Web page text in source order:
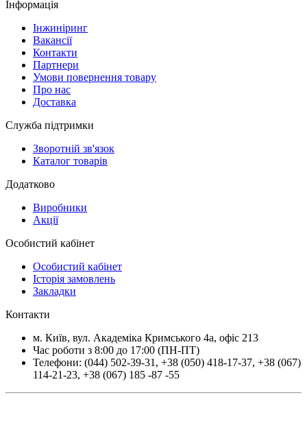
Інформація
Інжиніринг
Вакансії
Контакти
Партнери
Умови повернення товару
Про нас
Доставка
Служба підтримки
Зворотній зв'язок
Каталог товарів
Додатково
Виробники
Акції
Особистий кабінет
Особистий кабінет
Історія замовлень
Закладки
Контакти
м. Київ, вул. Академіка Кримського 4а, офіс 213
Час роботи з 8:00 до 17:00 (ПН-ПТ)
Телефони: (044) 502-39-31 , +38 (050) 418-17-37, +38 (067)
114-21-23, +38 (067) 185 -87 -55